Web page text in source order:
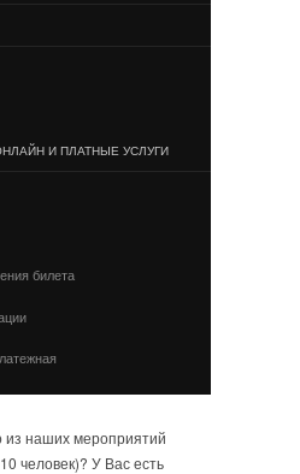
И ПЛАТНЫЕ УСЛУГИ
билета
из наших мероприятий
человек)? У Вас есть